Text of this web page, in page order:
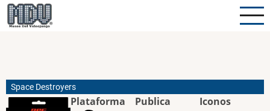
Pasar
al
Space Destroyers
Plataforma
Publica
Iconos